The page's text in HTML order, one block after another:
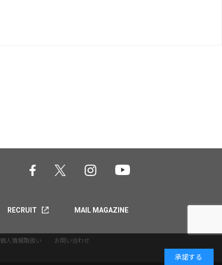
RECRUIT MAIL MAGAZINE
個人情報取扱い お問い合わせ
承諾する